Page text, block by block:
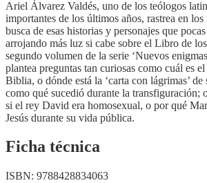
Ariel Álvarez Valdés, uno de los teólogos
importantes de los últimos años, rastrea en
busca de esas historias y personajes que
arrojando más luz si cabe sobre el Libro de
segundo volumen de la serie ‘Nuevos
plantea preguntas tan curiosas como cuál es
Biblia, o dónde está la ‘carta con lágrimas’ de
como qué sucedió durante la transfiguración;
si el rey David era homosexual, o por qué
Jesús durante su vida pública.
Ficha técnica
ISBN: 9788428834063